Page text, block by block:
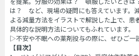
は？ など、現場の疑問にも答えています。
よる減量方法をイラストで解説した上で、患
具体的な説明方法についてもふれています。
▷不安や不眠への薬剤投与の際に、ぜひご一
【目次】